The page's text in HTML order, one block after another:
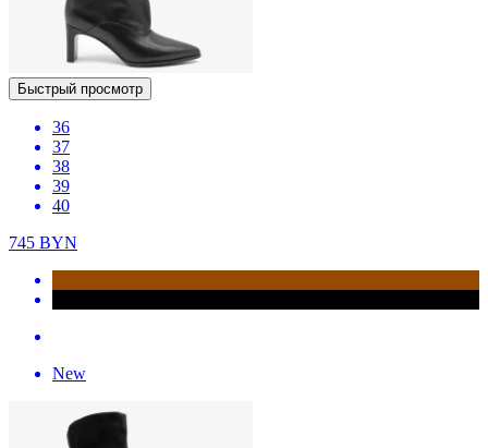
Быстрый просмотр
36
37
38
39
40
745 BYN
New